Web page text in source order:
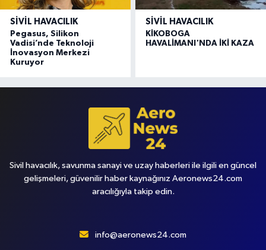
SIVIL HAVACILIK
Pegasus, Silikon
Vadisi’nde Teknoloji
İnovasyon Merkezi
Kuruyor
SIVIL HAVACILIK
KİKOBOGA
HAVALİMANI'NDA İKİ KAZA
Sivil havacılık, savunma sanayi ve uzay haberleri ile ilgili en güncel
gelişmeleri, güvenilir haber kaynağınız Aeronews24.com
aracılığıyla takip edin.
info@aeronews24.com